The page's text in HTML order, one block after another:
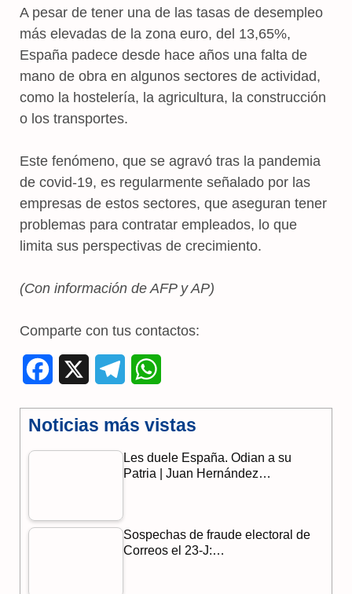
A pesar de tener una de las tasas de desempleo
más elevadas de la zona euro, del 13,65%,
España padece desde hace años una falta de
mano de obra en algunos sectores de actividad,
como la hostelería, la agricultura, la construcción
o los transportes.
Este fenómeno, que se agravó tras la pandemia
de covid-19, es regularmente señalado por las
empresas de estos sectores, que aseguran tener
problemas para contratar empleados, lo que
limita sus perspectivas de crecimiento.
(Con información de AFP y AP)
Comparte con tus contactos:
c
o
l
e
a
a
t
p
Noticias más vistas
Les duele España. Odian a su
Patria | Juan Hernández…
Sospechas de fraude electoral de
Correos el 23-J:…